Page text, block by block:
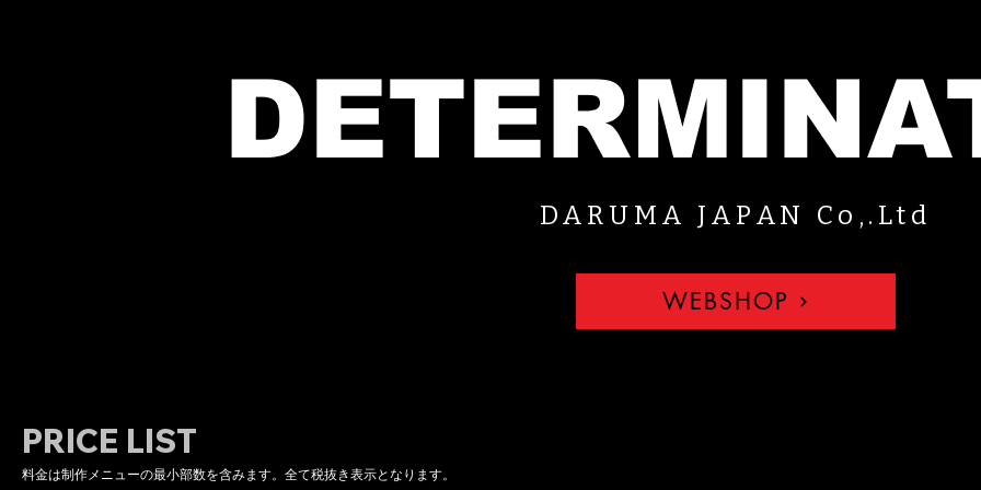
DARUMA JAPAN Co,.Ltd
WEBSHOP
PRICE LIST
料金は制作メニューの最小部数を含みます。全て税抜き表示となります。